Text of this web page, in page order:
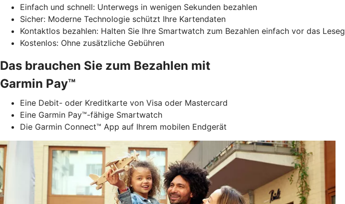
Einfach und schnell: Unterwegs in wenigen Sekunden bezahlen
Sicher: Moderne Technologie schützt Ihre Kartendaten
Kontaktlos bezahlen: Halten Sie Ihre Smartwatch zum Bezahlen einfach vor das
Kostenlos: Ohne zusätzliche Gebühren
Das brauchen Sie zum Bezahlen mit
Garmin Pay™
Eine Debit- oder Kreditkarte von Visa oder Mastercard
Eine Garmin Pay™-fähige Smartwatch
Die Garmin Connect™ App auf Ihrem mobilen Endgerät